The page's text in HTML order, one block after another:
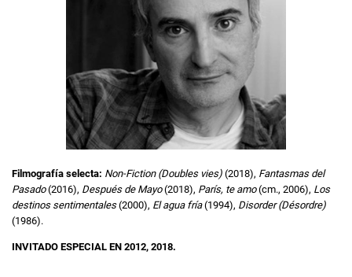
Filmografía selecta: Non-Fiction (Doubles vies) (2018), Fantasmas del
Pasado(2016), Después de Mayo(2018), París, te amo(cm., 2006), Los
destinos sentimentales(2000), El agua fría(1994), Disorder (Désordre)
(1986).
INVITADO ESPECIAL EN 2012, 2018.